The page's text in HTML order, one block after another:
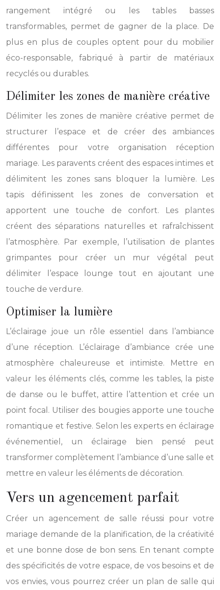
rangement intégré ou les tables basses
transformables, permet de gagner de la place. De
plus en plus de couples optent pour du mobilier
éco-responsable, fabriqué à partir de matériaux
recyclés ou durables.
Délimiter les zones de manière créative
Délimiter les zones de manière créative permet de
structurer l’espace et de créer des ambiances
différentes pour votre organisation réception
mariage. Les paravents créent des espaces intimes et
délimitent les zones sans bloquer la lumière. Les
tapis définissent les zones de conversation et
apportent une touche de confort. Les plantes
créent des séparations naturelles et rafraîchissent
l’atmosphère. Par exemple, l’utilisation de plantes
grimpantes pour créer un mur végétal peut
délimiter l’espace lounge tout en ajoutant une
touche de verdure.
Optimiser la lumière
L’éclairage joue un rôle essentiel dans l’ambiance
d’une réception. L’éclairage d’ambiance crée une
atmosphère chaleureuse et intimiste. Mettre en
valeur les éléments clés, comme les tables, la piste
de danse ou le buffet, attire l’attention et crée un
point focal. Utiliser des bougies apporte une touche
romantique et festive. Selon les experts en éclairage
événementiel, un éclairage bien pensé peut
transformer complètement l’ambiance d’une salle et
mettre en valeur les éléments de décoration.
Vers un agencement parfait
Créer un agencement de salle réussi pour votre
mariage demande de la planification, de la créativité
et une bonne dose de bon sens. En tenant compte
des spécificités de votre espace, de vos besoins et de
vos envies, vous pourrez créer un plan de salle qui